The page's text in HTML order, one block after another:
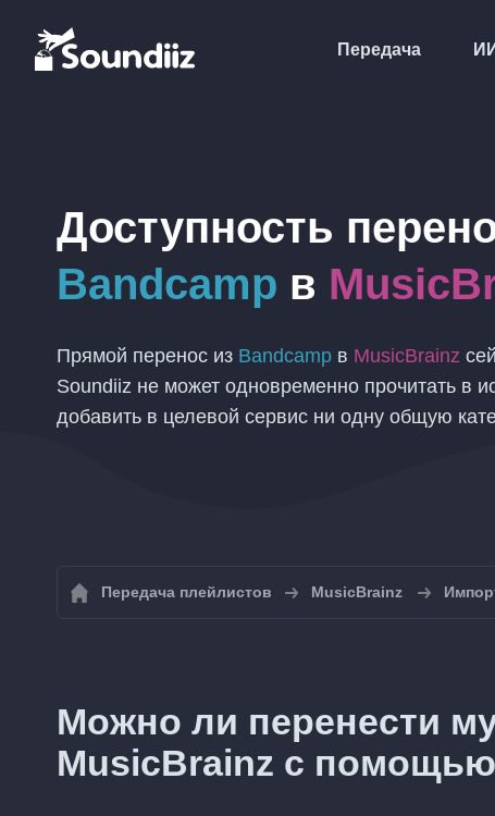
Передача
Доступность
Bandcamp в
Прямой перенос из Bandcamp в MusicBrainz
Soundiiz не может одновременно прочитать в
добавить в целевой сервис ни одну общую
Передача плейлистов MusicBrainz
Можно ли перенести
MusicBrainz с